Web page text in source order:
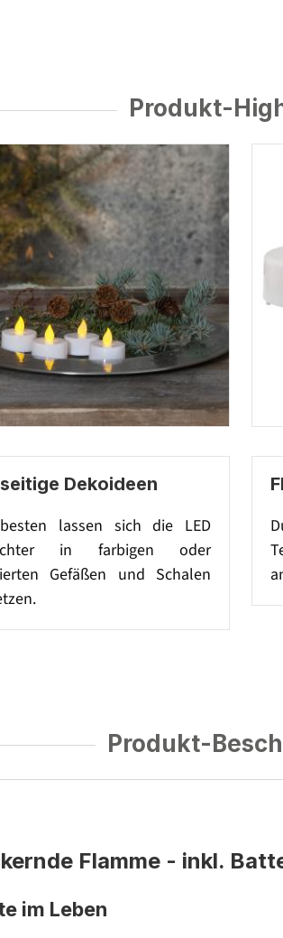
Produkt-
Dekoideen
lassen sich die LED
in farbigen oder
Gefäßen und Schalen
Produkt-
Flamme - inkl.
im Leben